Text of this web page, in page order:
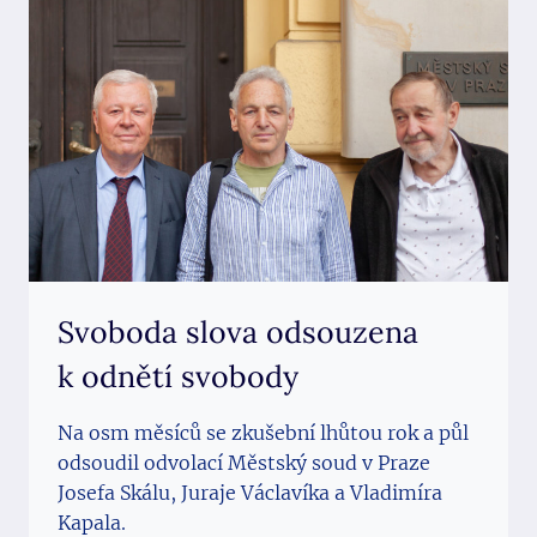
Svoboda slova odsouzena
k odnětí svobody
Na osm měsíců se zkušební lhůtou rok a půl
odsoudil odvolací Městský soud v Praze
Josefa Skálu, Juraje Václavíka a Vladimíra
Kapala.